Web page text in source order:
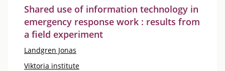
Shared use of information technology in
emergency response work : results from
a field experiment
Landgren Jonas
Viktoria institute